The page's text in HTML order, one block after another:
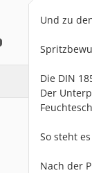
Und zu
Die DIN
Der
So steht
Nach der